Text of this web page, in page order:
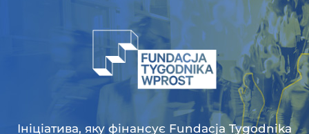
Ініціатива, яку фінансує Fundacja Tygodnika